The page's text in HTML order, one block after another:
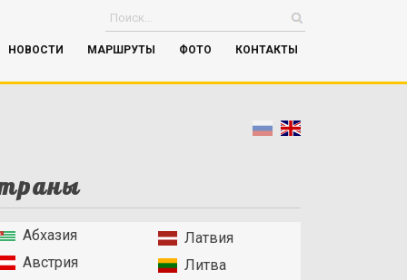
НОВОСТИ МАРШРУТЫ ФОТО КОНТАКТЫ
Абхазия
Австрия
Латвия
Литва